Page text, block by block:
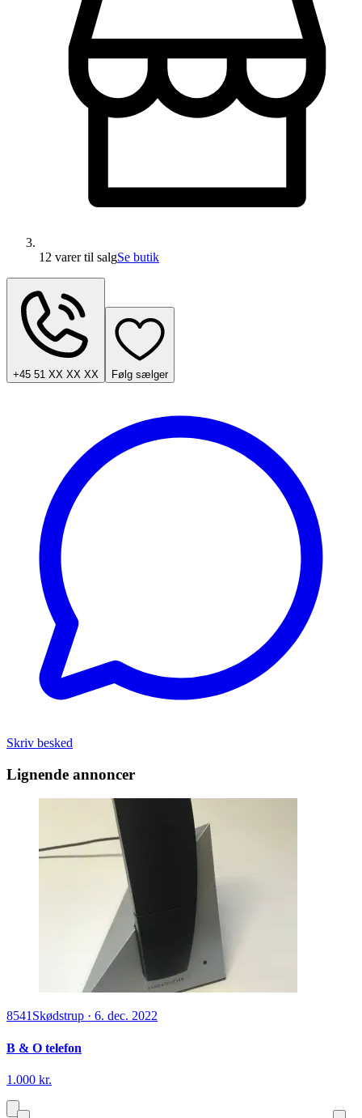
12 varertil salgSe butik
+45 51 XX XX XX Følg sælger
Skriv besked
Lignende annoncer
8541Skødstrup · 6. dec. 2022
B & O telefon
1.000 kr.